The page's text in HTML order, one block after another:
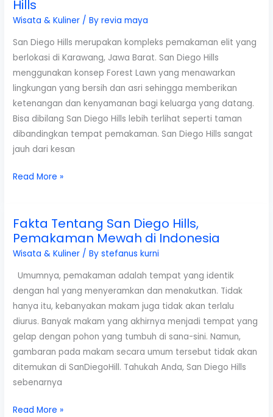
Bandung,
Yuk
Saat
Berkunjung
Hills
Wisata & Kuliner / Byrevia maya
San Diego Hills merupakan kompleks pemakaman elit yang
berlokasi di Karawang, Jawa Barat. San Diego Hills
menggunakan konsep Forest Lawn yang menawarkan
lingkungan yang bersih dan asri sehingga memberikan
ketenangan dan kenyamanan bagi keluarga yang datang.
Bisa dibilang San Diego Hills lebih terlihat seperti taman
dibandingkan tempat pemakaman. San Diego Hills sangat
jauh dari kesan
Ulasan
Makam
di
San
Read More »
Fakta Tentang San Diego Hills,
Pemakaman Mewah di Indonesia
Wisata & Kuliner / Bystefanus kurni
Umumnya, pemakaman adalah tempat yang identik
dengan hal yang menyeramkan dan menakutkan. Tidak
hanya itu, kebanyakan makam juga tidak akan terlalu
diurus. Banyak makam yang akhirnya menjadi tempat yang
gelap dengan pohon yang tumbuh di sana-sini. Namun,
gambaran pada makam secara umum tersebut tidak akan
ditemukan di SanDiegoHill. Tahukah Anda, San Diego Hills
sebenarnya
Fakta
Read More »